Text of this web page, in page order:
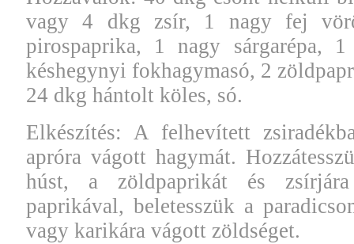
vagy 4 dkg zsír, 1 nagy fej
pirospaprika, 1 nagy sárgarépa, 1
késhegynyi fokhagymasó, 2
24 dkg hántolt köles, só.
Elkészítés: A felhevített
apróra vágott hagymát.
húst, a zöldpaprikát és
paprikával, beletesszük a
vagy karikára vágott zöldséget.